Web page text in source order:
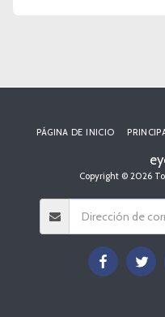
Copyright © 2026
PÁGINA DE INICIO